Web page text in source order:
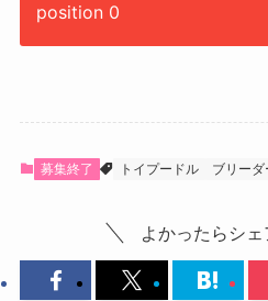
position 0
募集終了 トイプードル ブリーダ
よかったらシェ